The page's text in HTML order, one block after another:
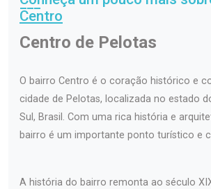
Centro
Centro de Pelotas
O bairro Centro é o coração histórico e
cidade de Pelotas, localizada no estado
Sul, Brasil. Com uma rica história e
bairro é um importante ponto turístico e
A história do bairro remonta ao século